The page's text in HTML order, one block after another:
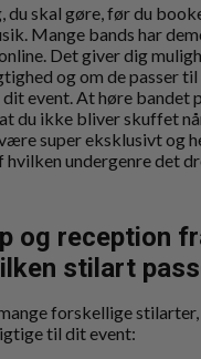
du skal gøre, før du
Mange bands har
Det giver dig
og om de passer til
event. At høre bandet
du ikke bliver skuffet
super eksklusivt og
undergenre det
og reception
stilart
forskellige
til dit event: